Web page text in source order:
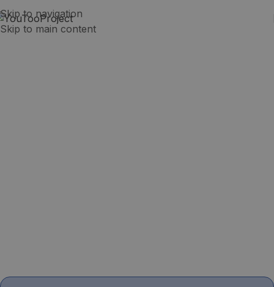
Skip to navigation
Skip to main content